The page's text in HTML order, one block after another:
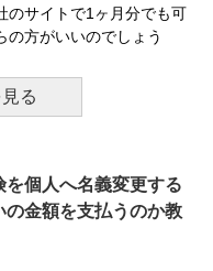
のサイトで1ヶ月分でも可
の方がいいのでしょう
る
個人へ名義変更する
の金額を支払うのか教